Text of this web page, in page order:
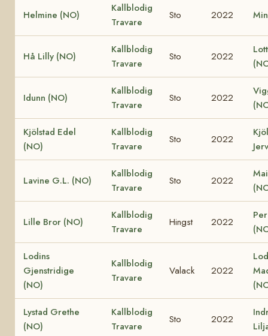
Helmine (NO)
Kallblodig
Travare
Sto 2022
Hå Lilly (NO)
Kallblodig
Travare
Sto 2022
Idunn (NO)
Kallblodig
Travare
Sto 2022
Kjölstad Edel
(NO)
Kallblodig
Travare
Sto 2022
Lavine G.L. (NO)
Kallblodig
Travare
Sto 2022
Lille Bror (NO)
Kallblodig
Travare
Hingst 2022
Lodins
Gjenstridige
(NO)
Kallblodig
Travare
Valack 2022
Lystad Grethe
(NO)
Kallblodig
Travare
Sto 2022